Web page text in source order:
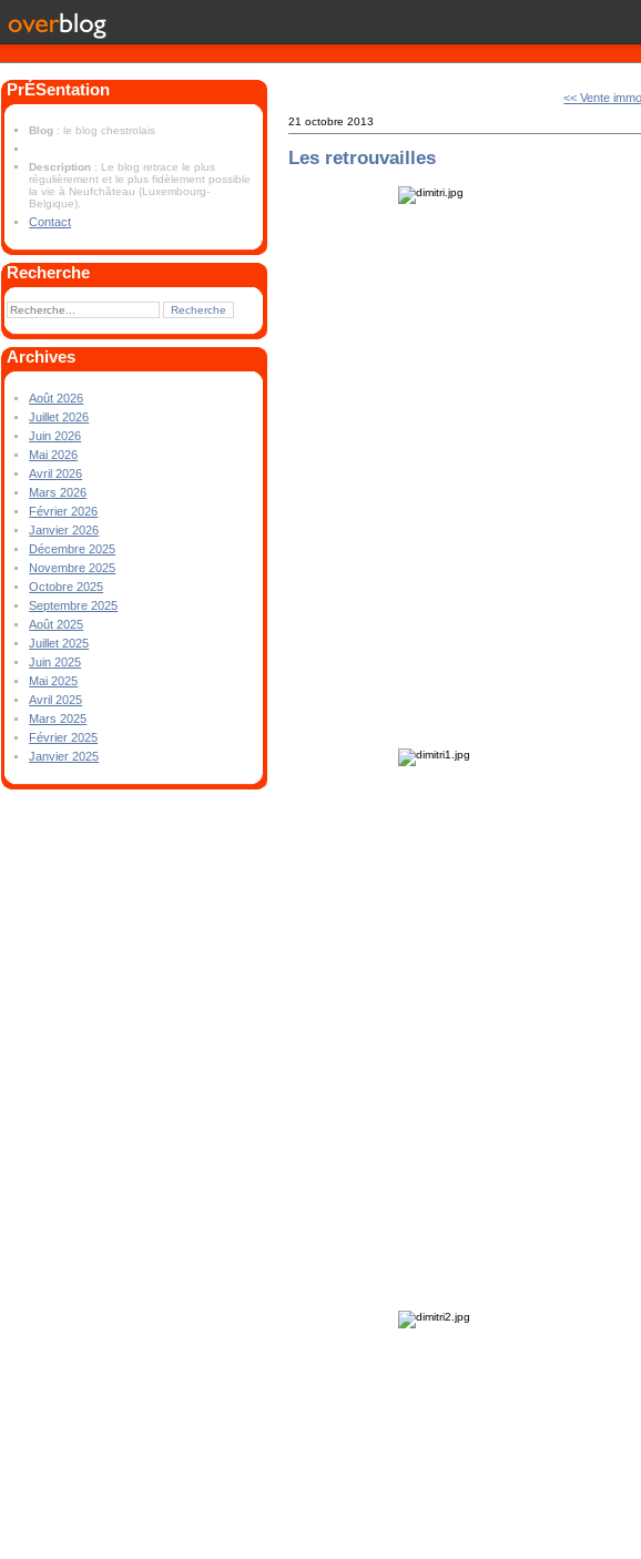
PrÉSentation
Blog : le blog chestrolais
Description : Le blog retrace le plus
régulièrement et le plus fidèlement possible
la vie à Neufchâteau (Luxembourg-
Belgique).
Contact
Recherche
Archives
Août 2026
Juillet 2026
Juin 2026
Mai 2026
Avril 2026
Mars 2026
Février 2026
Janvier 2026
Décembre 2025
Novembre 2025
Octobre 2025
Septembre 2025
Août 2025
Juillet 2025
Juin 2025
Mai 2025
Avril 2025
Mars 2025
Février 2025
Janvier 2025
<< Vente
21 octobre 2013
Les retrouvailles